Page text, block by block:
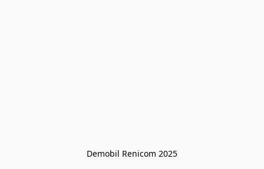
Demobil Renicom 2025